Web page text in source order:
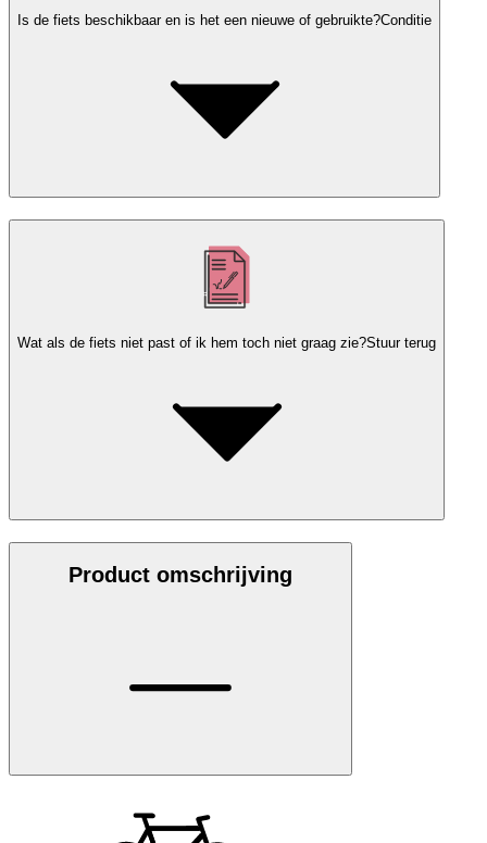
Is de fiets beschikbaar en is het een nieuwe of gebruikte?Conditie
Wat als de fiets niet past of ik hem toch niet graag zie?Stuur terug
Product omschrijving